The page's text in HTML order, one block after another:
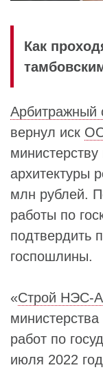
Как
Арбитражный
вернул иск
министерству
архитектуры
млн рублей.
работы по
подтвердить
госпошлины.
«Строй НЭС-
работ по
июля 2022